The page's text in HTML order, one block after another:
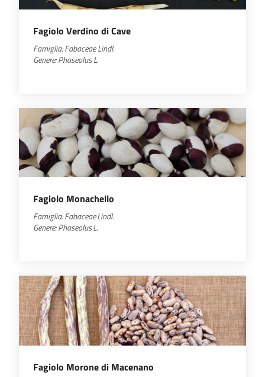
Fagiolo Verdino di Cave
Famiglia:FabaceaeLindl.
Genere:PhaseolusL.
Fagiolo Monachello
Famiglia:FabaceaeLindl.
Genere:PhaseolusL.
Fagiolo Morone di Macenano